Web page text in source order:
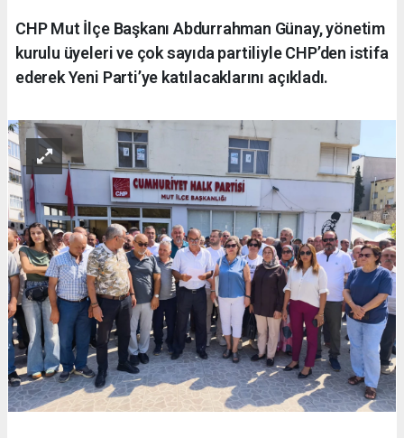
CHP Mut İlçe Başkanı Abdurrahman Günay, yönetim
kurulu üyeleri ve çok sayıda partiliyle CHP’den istifa
ederek Yeni Parti’ye katılacaklarını açıkladı.